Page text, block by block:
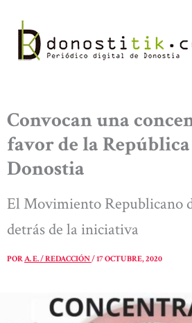
contenido
Convocan una
favor de la
Donostia
El Movimiento Republicano
detrás de la iniciativa
PORA. E. / REDACCIÓN/17 OCTUBRE, 2020